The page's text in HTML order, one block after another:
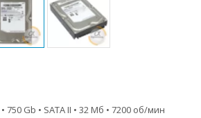
750 Gb • SATA IІ • 32 Мб • 7200 об/мин